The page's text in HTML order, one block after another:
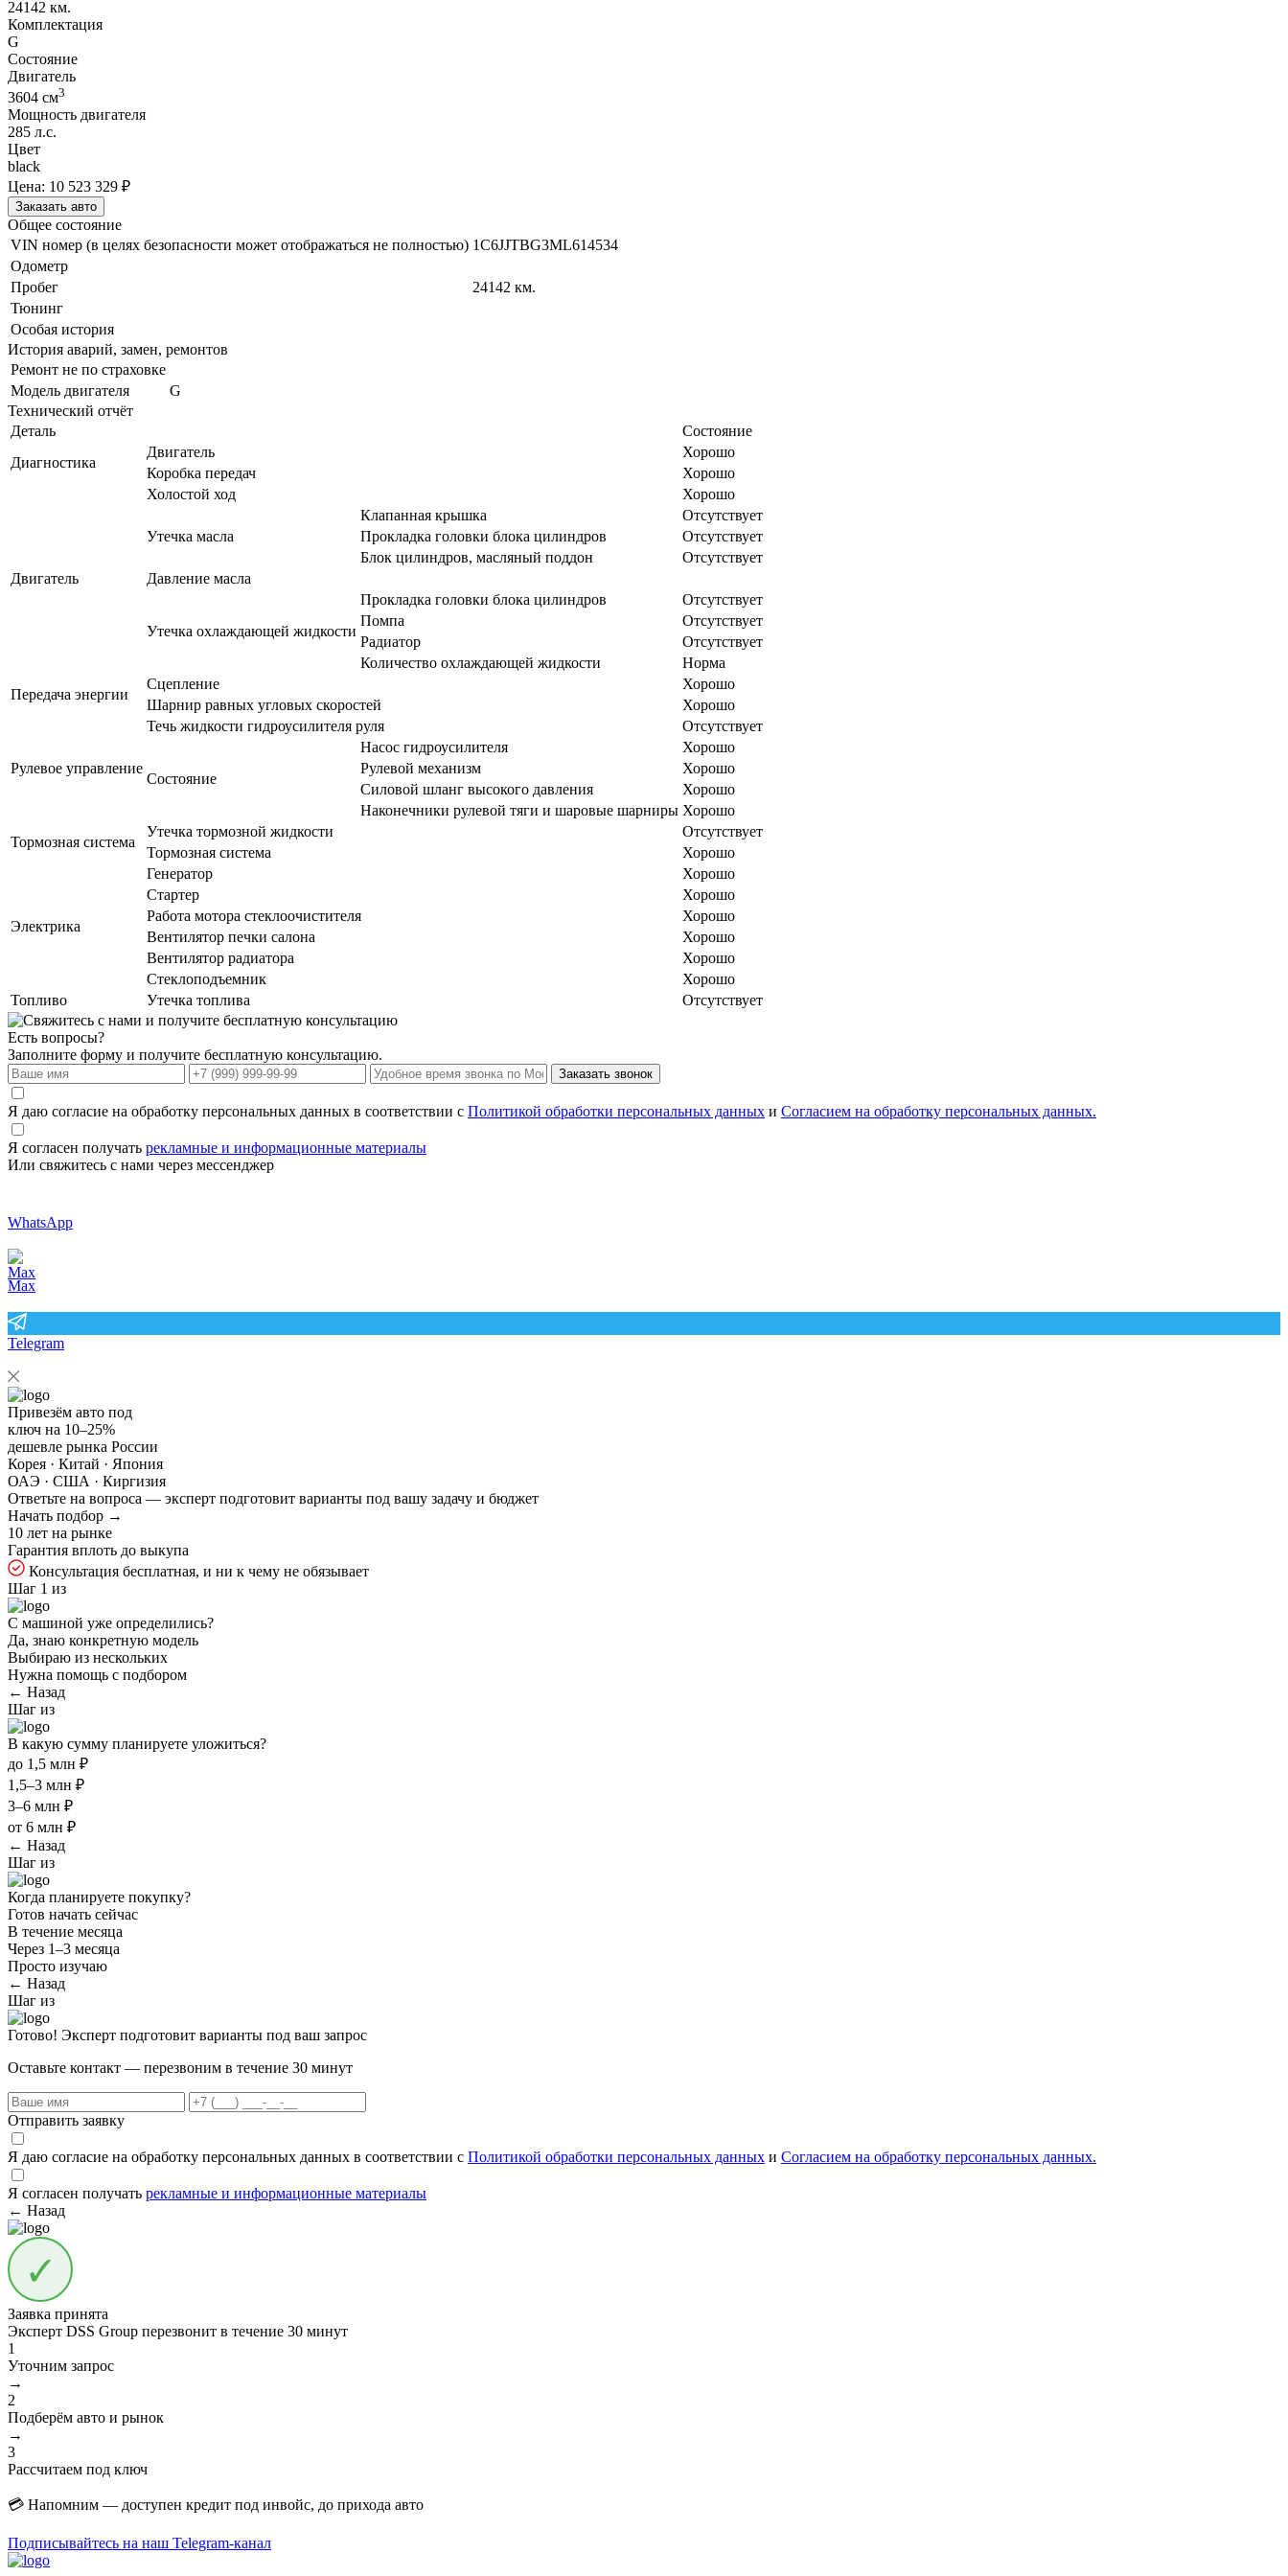
24142 км.
Комплектация
G
Состояние
Двигатель
3604 cм3
Мощность двигателя
285 л.с.
Цвет
black
Цена: 10 523 329 ₽
Заказать авто
Общее состояние
VIN номер (в целях безопасности может отображаться не полностью) 1C6JJTBG3ML614534
Одометр
Пробег
24142 км.
Тюнинг
Особая история
История аварий, замен, ремонтов
Ремонт не по страховке
Модель двигателя
G
Технический отчёт
Деталь
Состояние
Диагностика
Двигатель
Хорошо
Коробка передач
Хорошо
Двигатель
Холостой ход Хорошо
Утечка масла
Клапанная крышка
Отсутствует
Прокладка головки блока цилиндров
Отсутствует
Блок цилиндров, масляный поддон
Отсутствует
Давление масла
Утечка охлаждающей жидкости
Прокладка головки блока цилиндров
Отсутствует
Помпа
Отсутствует
Радиатор
Отсутствует
Количество охлаждающей жидкости
Норма
Передача энергии
Сцепление
Хорошо
Шарнир равных угловых скоростей
Хорошо
Рулевое управление
Течь жидкости гидроусилителя руля Отсутствует
Состояние
Насос гидроусилителя
Хорошо
Рулевой механизм
Хорошо
Силовой шланг высокого давления
Хорошо
Наконечники рулевой тяги и шаровые шарниры Хорошо
Тормозная система
Утечка тормозной жидкости
Отсутствует
Тормозная система
Хорошо
Электрика
Генератор
Хорошо
Стартер
Хорошо
Работа мотора стеклоочистителя
Хорошо
Вентилятор печки салона
Хорошо
Вентилятор радиатора
Хорошо
Стеклоподъемник
Хорошо
Топливо
Утечка топлива Отсутствует
Есть вопросы?
Заполните форму и получите бесплатную консультацию.
Заказать звонок
Я даю согласие на обработку персональных данных в соответствии с Политикой обработки персональных данных и Согласием на обработку персональных данных.
Я согласен получать рекламные и информационные материалы
Или свяжитесь с нами через мессенджер
WhatsApp
Max
Telegram
Привезём авто под
ключ на 10–25%
дешевле рынка России
Корея · Китай · Япония
ОАЭ · США · Киргизия
Ответьте на вопроса — эксперт подготовит варианты под вашу задачу и бюджет
Начать подбор →
10 лет на рынке
Гарантия вплоть до выкупа
Консультация бесплатная, и ни к чему не обязывает
Шаг 1 из
С машиной уже определились?
Да, знаю конкретную модель
Выбираю из нескольких
Нужна помощь с подбором
← Назад
Шаг из
В какую сумму планируете уложиться?
до 1,5 млн ₽
1,5–3 млн ₽
3–6 млн ₽
от 6 млн ₽
← Назад
Шаг из
Когда планируете покупку?
Готов начать сейчас
В течение месяца
Через 1–3 месяца
Просто изучаю
← Назад
Шаг из
Готово! Эксперт подготовит варианты под ваш запрос
Оставьте контакт — перезвоним в течение 30 минут
Отправить заявку
Я даю согласие на обработку персональных данных в соответствии с Политикой обработки персональных данных и Согласием на обработку персональных данных.
Я согласен получать рекламные и информационные материалы
← Назад
Заявка принята
Эксперт DSS Group перезвонит в течение 30 минут
1
Уточним запрос
→
2
Подберём авто и рынок
→
3
Рассчитаем под ключ
💳 Напомним — доступен кредит под инвойс, до прихода авто
Подписывайтесь на наш Telegram-канал